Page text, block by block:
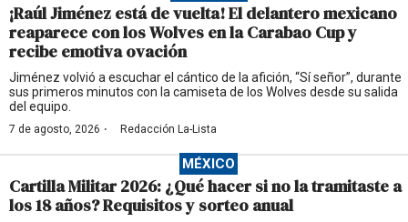
¡Raúl Jiménez está de vuelta! El delantero mexicano
reaparece con los Wolves en la Carabao Cup y
recibe emotiva ovación
Jiménez volvió a escuchar el cántico de la afición, “Sí señor”, durante
sus primeros minutos con la camiseta de los Wolves desde su salida
del equipo.
7 de agosto, 2026 · Redacción La-Lista
MÉXICO
Cartilla Militar 2026: ¿Qué hacer si no la tramitaste a
los 18 años? Requisitos y sorteo anual